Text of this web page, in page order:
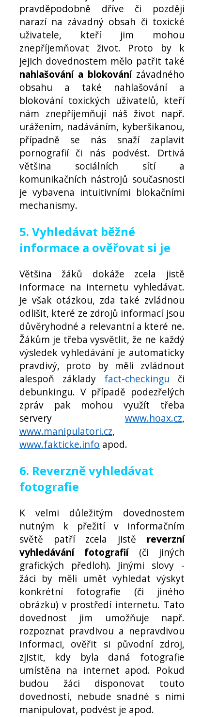
pravděpodobně dříve či později
narazí na závadný obsah či toxické
uživatele, kteří jim mohou
znepříjemňovat život. Proto by k
jejich dovednostem mělo patřit také
nahlašování a blokovánízávadného
obsahu a také nahlašování a
blokování toxických uživatelů, kteří
nám znepříjemňují náš život např.
urážením, nadáváním, kyberšikanou,
případně se nás snaží zaplavit
pornografií či nás podvést. Drtivá
většina sociálních sítí a
komunikačních nástrojů současnosti
je vybavena intuitivními blokačními
mechanismy.
5. Vyhledávat běžné
informace a ověřovat si je
Většina žáků dokáže zcela jistě
informace na internetu vyhledávat.
Je však otázkou, zda také zvládnou
odlišit, které ze zdrojů informací jsou
důvěryhodné a relevantní a které ne.
Žákům je třeba vysvětlit, že ne každý
výsledek vyhledávání je automaticky
pravdivý, proto by měli zvládnout
alespoň základy fact-checkingu či
debunkingu. V případě podezřelých
zpráv pak mohou využít třeba
servery www.hoax.cz,
www.manipulatori.cz,
www.fakticke.info apod.
6. Reverzně vyhledávat
fotografie
K velmi důležitým dovednostem
nutným k přežití v informačním
světě patří zcela jistě reverzní
vyhledávání fotografií(či jiných
grafických předloh). Jinými slovy -
žáci by měli umět vyhledat výskyt
konkrétní fotografie (či jiného
obrázku) v prostředí internetu. Tato
dovednost jim umožňuje např.
rozpoznat pravdivou a nepravdivou
informaci, ověřit si původní zdroj,
zjistit, kdy byla daná fotografie
umístěna na internet apod. Pokud
budou žáci disponovat touto
dovedností, nebude snadné s nimi
manipulovat, podvést je apod.